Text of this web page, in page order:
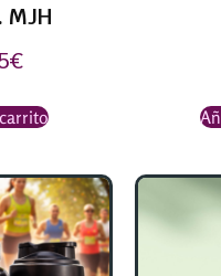
€